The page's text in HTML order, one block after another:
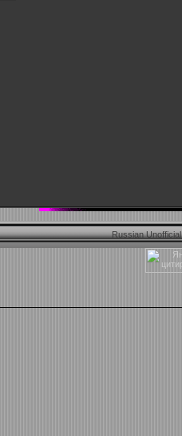
Russian